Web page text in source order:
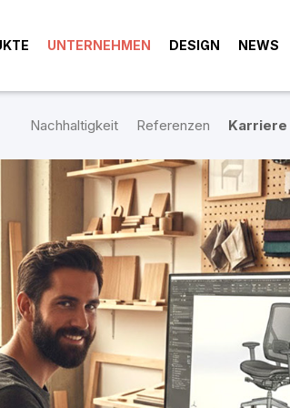
UNTERNEHMEN DESIGN NEWS
Nachhaltigkeit Referenzen Karriere